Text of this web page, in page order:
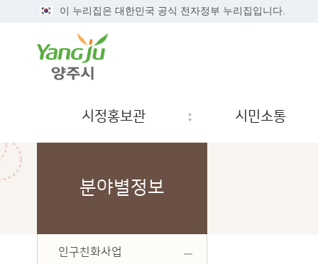
이 누리집은 대한민국 공식 전자정부 누리집입니다.
시정홍보관 시민소통
분야별정보
인구친화사업